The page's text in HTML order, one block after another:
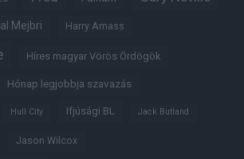
Mejbri Harry Amass
Híres magyar Vörös Ördögök
Hónap legjobbja szavazás
Hull City Ifjúsági BL Jack Butland
Jason Wilcox